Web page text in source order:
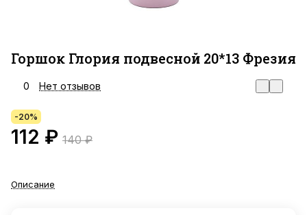
Горшок Глория подвесной 20*13 Фрезия
0 Нет отзывов
-20%
112 ₽ 140 ₽
Описание